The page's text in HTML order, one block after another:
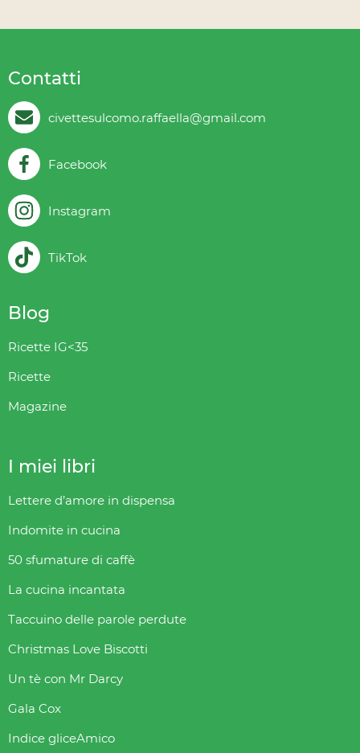
Contatti
civettesulcomo.raffaella@gmail.com
Facebook
Instagram
TikTok
Blog
Ricette IG<35
Ricette
Magazine
I miei libri
Lettere d’amore in dispensa
Indomite in cucina
50 sfumature di caffè
La cucina incantata
Taccuino delle parole perdute
Christmas Love Biscotti
Un tè con Mr Darcy
Gala Cox
Indice gliceAmico